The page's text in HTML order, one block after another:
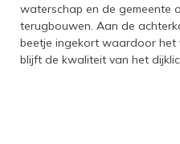
waterschap en de gemeente
terugbouwen. Aan de
beetje ingekort waardoor
blijft de kwaliteit van het